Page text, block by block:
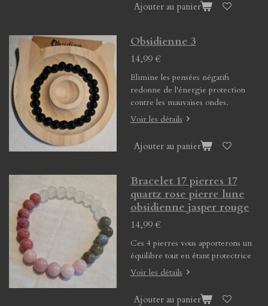
Ajouter au panier
Obsidienne 3
14,99 €
Elimine les pensées négatifs
redonne de l'énergie protection
contre les mauvaises ondes.
Voir les détails
Ajouter au panier
Bracelet 17 pierres 17
quartz rose pierre lune
obsidienne jasper rouge
14,99 €
Ces 4 pierres vous apporterons un
équilibre tout en étant protectrice
Voir les détails
Ajouter au panier